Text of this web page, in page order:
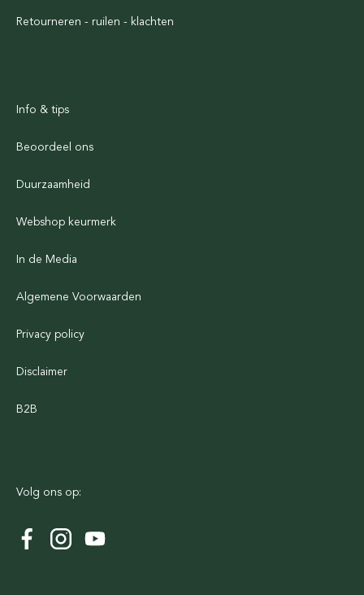
Retourneren - ruilen - klachten
Info & tips
Beoordeel ons
Duurzaamheid
Webshop keurmerk
In de Media
Algemene Voorwaarden
Privacy policy
Disclaimer
B2B
Volg ons op: